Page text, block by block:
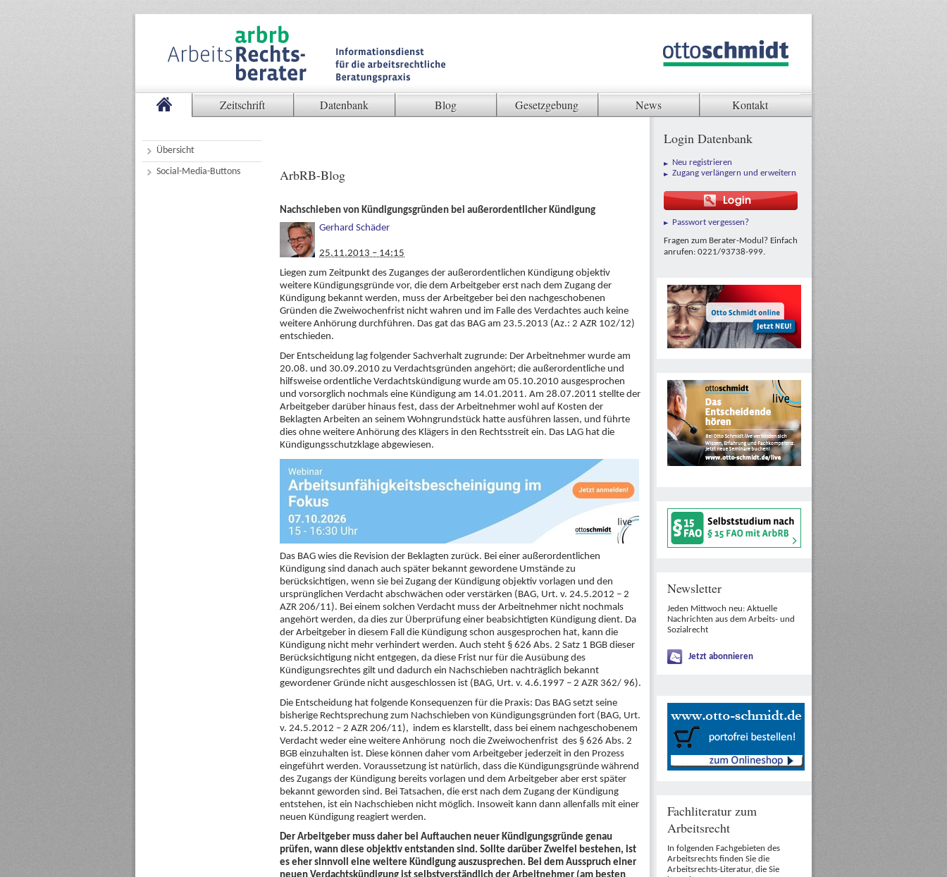
Zeitschrift Datenbank Blog Gesetzgebung News Kontakt
Übersicht
Social-Media-Buttons
ArbRB-Blog
Nachschieben von Kündigungsgründen bei außerordentlicher Kündigung
Gerhard Schäder
25.11.2013 – 14:15
Liegen zum Zeitpunkt des Zuganges der außerordentlichen Kündigung objektiv
weitere Kündigungsgründe vor, die dem Arbeitgeber erst nach dem Zugang der
Kündigung bekannt werden, muss der Arbeitgeber bei den nachgeschobenen
Gründen die Zweiwochenfrist nicht wahren und im Falle des Verdachtes auch keine
weitere Anhörung durchführen. Das gat das BAG am 23.5.2013 (Az.: 2 AZR 102/12)
entschieden.
Der Entscheidung lag folgender Sachverhalt zugrunde: Der Arbeitnehmer wurde am
20.08. und 30.09.2010 zu Verdachtsgründen angehört; die außerordentliche und
hilfsweise ordentliche Verdachtskündigung wurde am 05.10.2010 ausgesprochen
und vorsorglich nochmals eine Kündigung am 14.01.2011. Am 28.07.2011 stellte der
Arbeitgeber darüber hinaus fest, dass der Arbeitnehmer wohl auf Kosten der
Beklagten Arbeiten an seinem Wohngrundstück hatte ausführen lassen, und führte
dies ohne weitere Anhörung des Klägers in den Rechtsstreit ein. Das LAG hat die
Kündigungsschutzklage abgewiesen.
Das BAG wies die Revision der Beklagten zurück. Bei einer außerordentlichen
Kündigung sind danach auch später bekannt gewordene Umstände zu
berücksichtigen, wenn sie bei Zugang der Kündigung objektiv vorlagen und den
ursprünglichen Verdacht abschwächen oder verstärken (BAG, Urt. v. 24.5.2012 – 2
AZR 206/11). Bei einem solchen Verdacht muss der Arbeitnehmer nicht nochmals
angehört werden, da dies zur Überprüfung einer beabsichtigten Kündigung dient. Da
der Arbeitgeber in diesem Fall die Kündigung schon ausgesprochen hat, kann die
Kündigung nicht mehr verhindert werden. Auch steht § 626 Abs. 2 Satz 1 BGB dieser
Berücksichtigung nicht entgegen, da diese Frist nur für die Ausübung des
Kündigungsrechtes gilt und dadurch ein Nachschieben nachträglich bekannt
gewordener Gründe nicht ausgeschlossen ist (BAG, Urt. v. 4.6.1997 – 2 AZR 362/ 96).
Die Entscheidung hat folgende Konsequenzen für die Praxis: Das BAG setzt seine
bisherige Rechtsprechung zum Nachschieben von Kündigungsgründen fort (BAG, Urt.
v. 24.5.2012 – 2 AZR 206/11), indem es klarstellt, dass bei einem nachgeschobenem
Verdacht weder eine weitere Anhörung noch die Zweiwochenfrist des § 626 Abs. 2
BGB einzuhalten ist. Diese können daher vom Arbeitgeber jederzeit in den Prozess
eingeführt werden. Voraussetzung ist natürlich, dass die Kündigungsgründe während
des Zugangs der Kündigung bereits vorlagen und dem Arbeitgeber aber erst später
bekannt geworden sind. Bei Tatsachen, die erst nach dem Zugang der Kündigung
entstehen, ist ein Nachschieben nicht möglich. Insoweit kann dann allenfalls mit einer
neuen Kündigung reagiert werden.
Der Arbeitgeber muss daher bei Auftauchen neuer Kündigungsgründe genau
prüfen, wann diese objektiv entstanden sind. Sollte darüber Zweifel bestehen, ist
es eher sinnvoll eine weitere Kündigung auszusprechen. Bei dem Ausspruch einer
Login Datenbank
Neu registrieren
Zugang verlängern und erweitern
Passwort vergessen?
Fragen zum Berater-Modul? Einfach
anrufen: 0221/93738-999.
Newsletter
Jeden Mittwoch neu: Aktuelle
Nachrichten aus dem Arbeits- und
Sozialrecht
Jetzt abonnieren
Fachliteratur zum
Arbeitsrecht
In folgenden Fachgebieten des
Arbeitsrechts finden Sie die
Arbeitsrechts-Literatur, die Sie